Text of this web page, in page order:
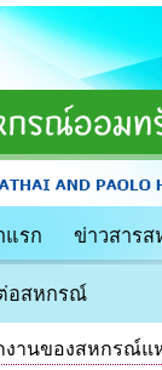
แรก ข่าวสาร
อสหกรณ์
งานของสหกรณ์แ